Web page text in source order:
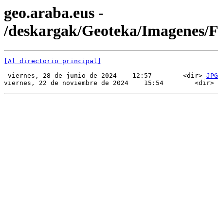
geo.araba.eus -
/deskargak/Geoteka/Imagenes/
[Al directorio principal]
viernes, 28 de junio de 2024    12:57        <dir> JPG
viernes, 22 de noviembre de 2024    15:54        <dir>